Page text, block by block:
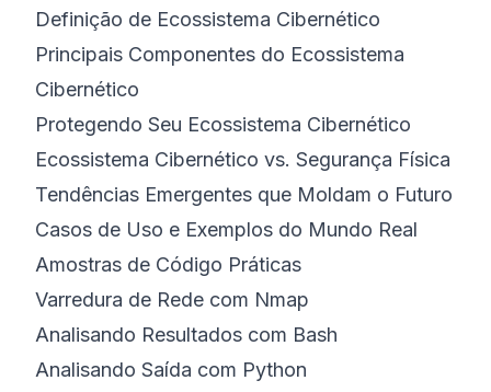
Definição de Ecossistema Cibernético
Principais Componentes do Ecossistema
Cibernético
Protegendo Seu Ecossistema Cibernético
Ecossistema Cibernético vs. Segurança Física
Tendências Emergentes que Moldam o Futuro
Casos de Uso e Exemplos do Mundo Real
Amostras de Código Práticas
Varredura de Rede com Nmap
Analisando Resultados com Bash
Analisando Saída com Python